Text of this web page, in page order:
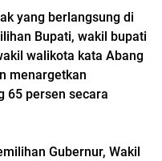
yang berlangsung di
Bupati, wakil bupati
walikota kata Abang
menargetkan
65 persen secara
Gubernur, Wakil